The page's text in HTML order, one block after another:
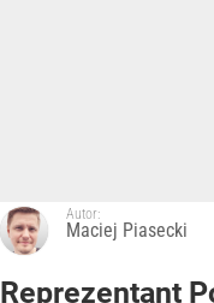
Autor:
Maciej Piasecki
Reprezentant